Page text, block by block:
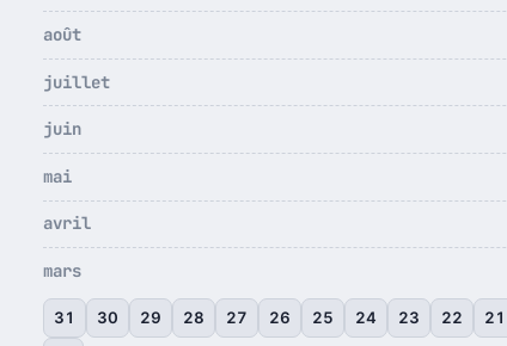
août
juillet
juin
mai
avril
mars
31 30 29 28 27 26 25 24 23 22 21